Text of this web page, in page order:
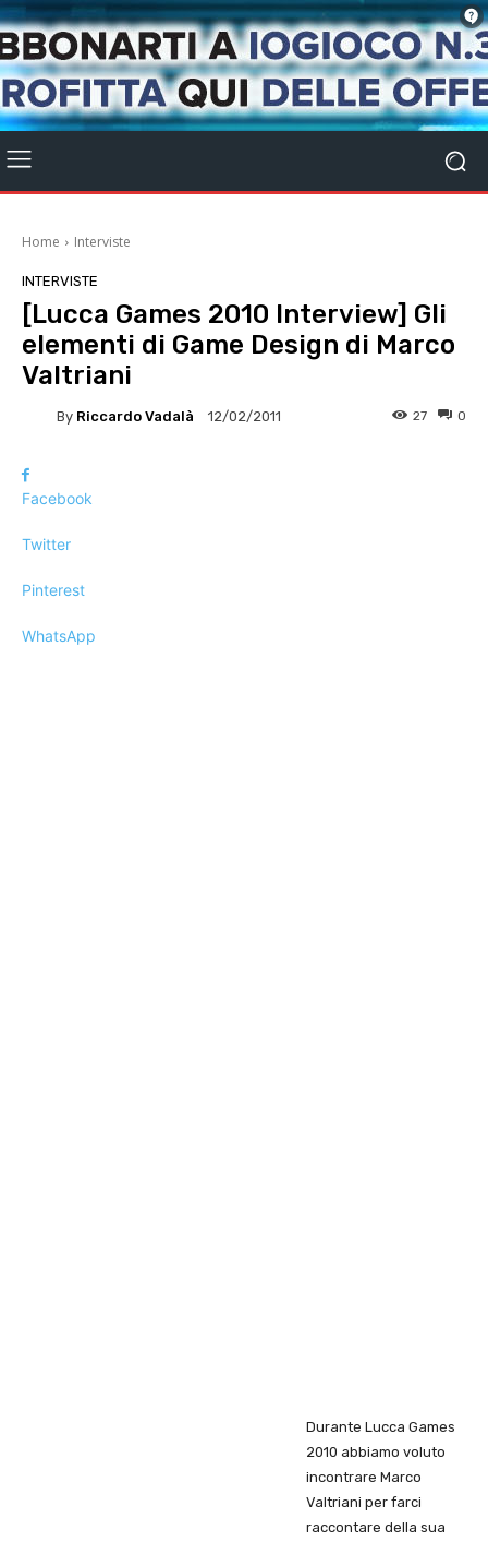
Home Interviste
INTERVISTE
[Lucca Games 2010 Interview] Gli
elementi di Game Design di Marco
Valtriani
By Riccardo Vadalà 12/02/2011 0
27
Facebook
Twitter
Pinterest
WhatsApp
Durante Lucca Games
2010 abbiamo voluto
incontrare Marco
Valtriani per farci
raccontare della sua